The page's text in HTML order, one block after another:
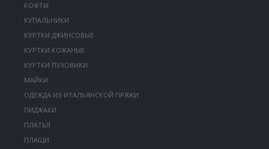
КОФТЫ
КУПАЛЬНИКИ
КУРТКИ ДЖИНСОВЫЕ
КУРТКИ КОЖАНЫЕ
КУРТКИ ПУХОВИКИ
МАЙКИ
ОДЕЖДА ИЗ ИТАЛЬЯНСКОЙ ПРЯЖИ
ПИДЖАКИ
ПЛАТЬЯ
ПЛАЩИ